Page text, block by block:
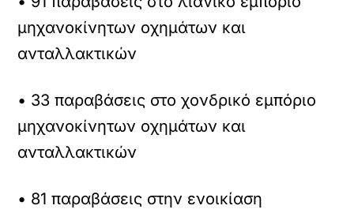
μηχανοκίνητων οχημάτων και
ανταλλακτικών
• 33 παραβάσεις στο χονδρικό εμπόριο
μηχανοκίνητων οχημάτων και
ανταλλακτικών
• 81 παραβάσεις στην ενοικίαση